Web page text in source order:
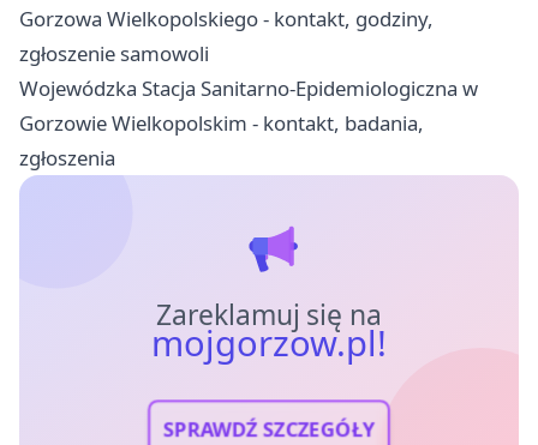
Gorzowa Wielkopolskiego - kontakt, godziny,
zgłoszenie samowoli
Wojewódzka Stacja Sanitarno-Epidemiologiczna w
Gorzowie Wielkopolskim - kontakt, badania,
zgłoszenia
Zareklamuj się na
mojgorzow.pl!
SPRAWDŹ SZCZEGÓŁY